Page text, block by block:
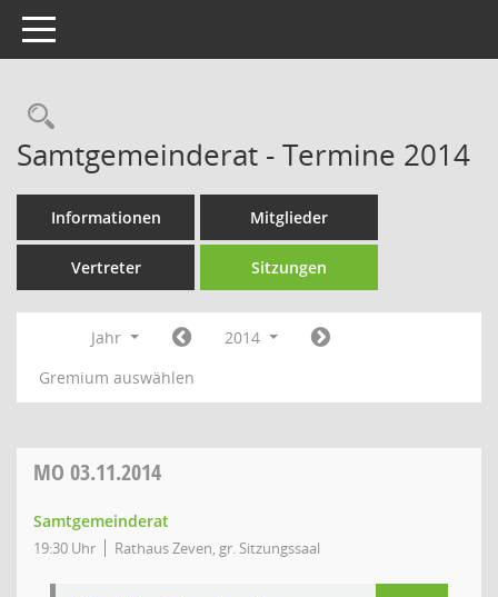
Toggle navigation
Rechercheauswahl
Samtgemeinderat - Termine 2014
Informationen Mitglieder
Vertreter Sitzungen
Jahr
2014
Gremium auswählen
MO 03.11.2014
Samtgemeinderat
19:30 Uhr Rathaus Zeven, gr. Sitzungssaal